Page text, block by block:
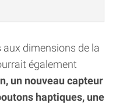
aux dimensions de la
également
un nouveau capteur
haptiques, une